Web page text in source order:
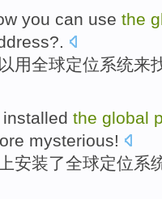
you can use the
?.
用全球定位系统来
installed the global
mysterious!
安装了全球定位系